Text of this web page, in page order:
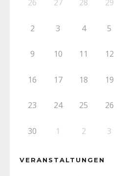
26 27 28 29
2 3 4 5
9 10 11 12
16 17 18 19
23 24 25 26
30 1 2 3
VERANSTALTUNGEN